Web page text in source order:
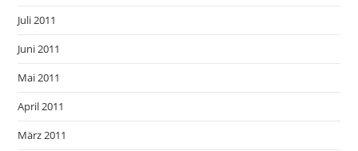
Juli 2011
Juni 2011
Mai 2011
April 2011
März 2011